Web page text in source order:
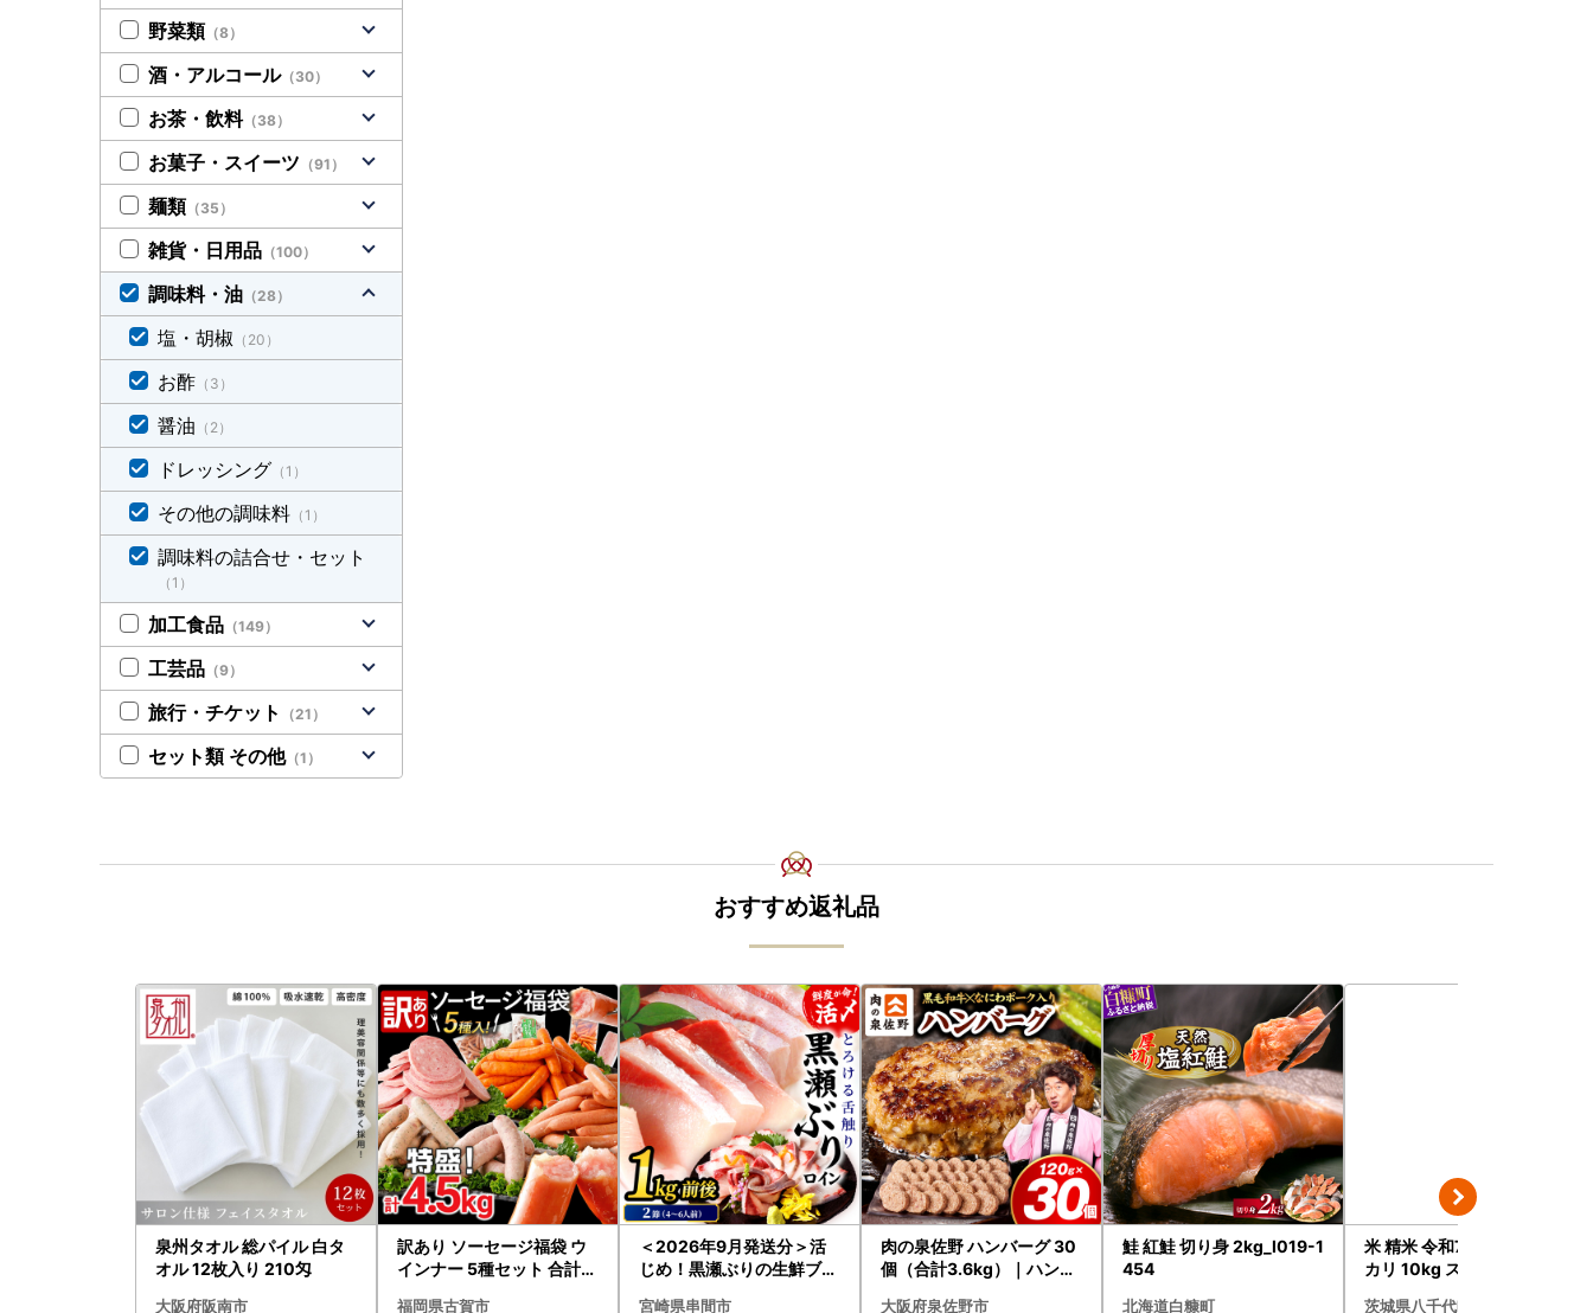
野菜類 （8）
酒・アルコール（30）
お茶・飲料（38）
お菓子・スイーツ （91）
麺類 （35）
雑貨・日用品 （100）
調味料・油 （28）
塩・胡椒 （20）
お酢 （3）
醤油 （2）
ドレッシング （1）
その他の調味料 （1）
調味料の詰合せ・セット
（1）
加工食品 （149）
工芸品 （9）
旅行・チケット （21）
セット類 その他（1）
おすすめ返礼品
泉州タオル 総パイル 白タ
オル 12枚入り 210匁
大阪府阪南市
訳あり ソーセージ福袋 ウ
インナー 5種セット 合計4.
福岡県古賀市
＜2026年9月発送分＞活
じめ！黒瀬ぶりの生鮮ブリ
宮崎県串間市
肉の泉佐野 ハンバーグ 30
個（合計3.6kg）｜ハンバ
大阪府泉佐野市
鮭 紅鮭 切り身 2kg_I019-1
454
北海道白糠町
米 精米 令和7年産 コシヒ
カリ 10kg スピード発送
茨城県八千代町